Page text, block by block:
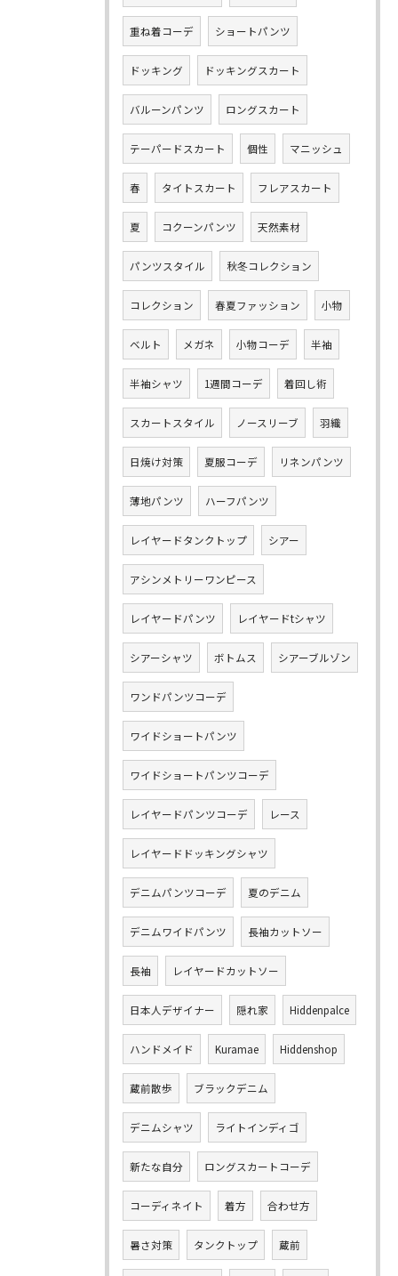
重ね着コーデ ショートパンツ
ドッキング ドッキングスカート
バルーンパンツ ロングスカート
テーパードスカート 個性 マニッシュ
春 タイトスカート フレアスカート
夏 コクーンパンツ 天然素材
パンツスタイル 秋冬コレクション
コレクション 春夏ファッション 小物
ベルト メガネ 小物コーデ 半袖
半袖シャツ 1週間コーデ 着回し術
スカートスタイル ノースリーブ 羽織
日焼け対策 夏服コーデ リネンパンツ
薄地パンツ ハーフパンツ
レイヤードタンクトップ シアー
アシンメトリーワンピース
レイヤードパンツ レイヤードtシャツ
シアーシャツ ボトムス シアーブルゾン
ワンドパンツコーデ
ワイドショートパンツ
ワイドショートパンツコーデ
レイヤードパンツコーデ レース
レイヤードドッキングシャツ
デニムパンツコーデ 夏のデニム
デニムワイドパンツ 長袖カットソー
長袖 レイヤードカットソー
日本人デザイナー 隠れ家 Hiddenpalce
ハンドメイド Kuramae Hiddenshop
蔵前散歩 ブラックデニム
デニムシャツ ライトインディゴ
新たな自分 ロングスカートコーデ
コーディネイト 着方 合わせ方
暑さ対策 タンクトップ 蔵前